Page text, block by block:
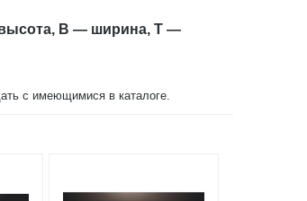
высота, B — ширина, T —
с имеющимися в каталоге.